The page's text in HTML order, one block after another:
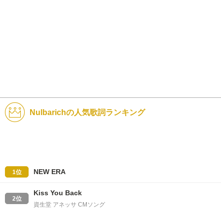
Nulbarichの人気歌詞ランキング
1位 NEW ERA
2位
Kiss You Back
資生堂 アネッサ CMソング